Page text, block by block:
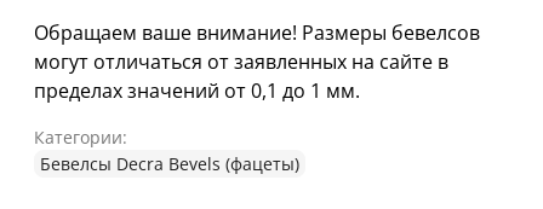
Обращаем ваше внимание! Размеры бевелсов
могут отличаться от заявленных на сайте в
пределах значений от 0,1 до 1 мм.
Категории:
Бевелсы Decra Bevels (фацеты)